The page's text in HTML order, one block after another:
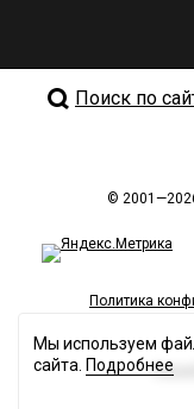
Поиск по
©
Политика
Мы используем
сайта. Подробнее